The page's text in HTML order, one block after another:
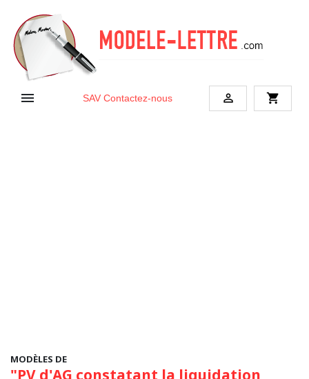
 SAV Contactez-nous  shopping_cart
MODÈLES DE
"PV d'AG constatant la liquidation